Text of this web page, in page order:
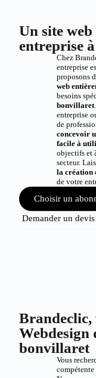
Un site
entreprise
Chez
entreprise
proposons
web
besoins
bonvillaret
entreprise
de
concevoir
facile à
objectifs et
secteur.
la création
de votre
Choisir un
Demander un
Brandeclic,
Webdesign
bonvillaret
Vous